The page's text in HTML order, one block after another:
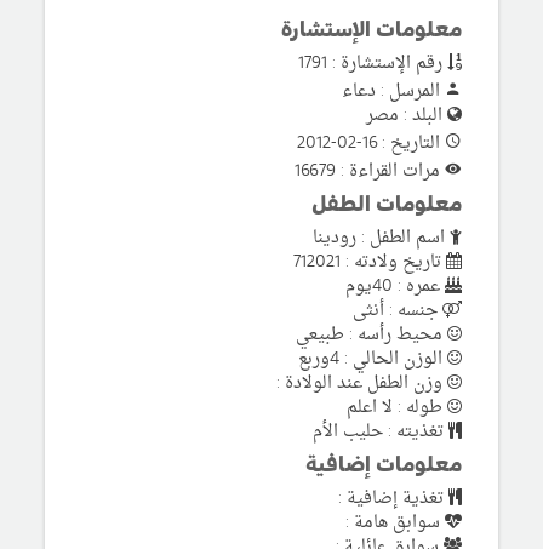
معلومات الإستشارة
رقم الإستشارة : 1791
المرسل : دعاء
البلد : مصر
التاريخ : 16-02-2012
مرات القراءة : 16679
معلومات الطفل
اسم الطفل : رودينا
تاريخ ولادته : 712021
عمره : 40يوم
جنسه : أنثى
محيط رأسه : طبيعي
الوزن الحالي : 4وربع
وزن الطفل عند الولادة :
طوله : لا اعلم
تغذيته : حليب الأم
معلومات إضافية
تغذية إضافية :
سوابق هامة :